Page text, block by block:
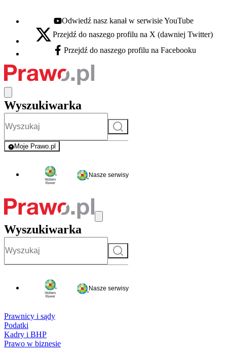
Youtube - otwiera się w nowej karcie
Odwiedź nasz kanał w serwisie YouTube
X - otwiera się w nowej karcie
Przejdź do naszego profilu na X (dawniej Twitter)
Facebook - otwiera się w nowej karcie
Przejdź do naszego profilu na Facebooku
Wyszukiwarka
Szukaj
Moje Prawo.pl
- rejestracja i logowanie do serwisu
Nasze serwisy
Wyszukiwarka
Szukaj
Nasze serwisy
Prawnicy i sądy
Podatki
Kadry i BHP
Prawo w biznesie